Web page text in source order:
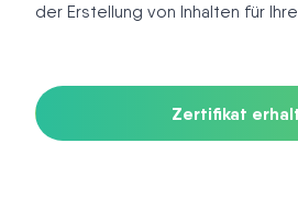
der Erstellung von Inhalten für
Zertifikat